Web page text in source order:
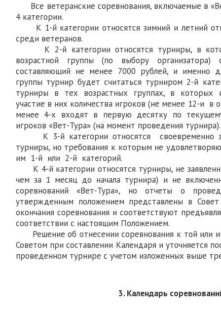
Все ветеранские соревнования, включаемые в
4 категории.
К 1-й категории относятся зимний и летний
среди ветеранов.
К 2-й категории относятся турниры, в
возрастной группы (по выбору организатора)
составляющий не менее 7000 рублей, и именно
группы турнир будет считаться турниром 2-й
турниры в тех возрастных группах, в которых
участие в них количества игроков (не менее 12-и в
менее 4-х входят в первую десятку по
игроков «Вет-Тура» (на момент проведения турнира).
К 3-й категории относятся своевременно
турниры, но требования к которым не
им 1-й или 2-й категорий.
К 4-й категории относятся турниры, не
чем за 1 месяц до начала турнира) и не
соревнований «Вет-Тура», но отчеты о
утвержденным положением представлены в
окончания соревнования и соответствуют
соответствии с настоящим Положением.
Решение об отнесении соревнования к той или
Советом при составлении Календаря и уточняется
проведенном турнире с учетом изложенных выше
3. Календарь